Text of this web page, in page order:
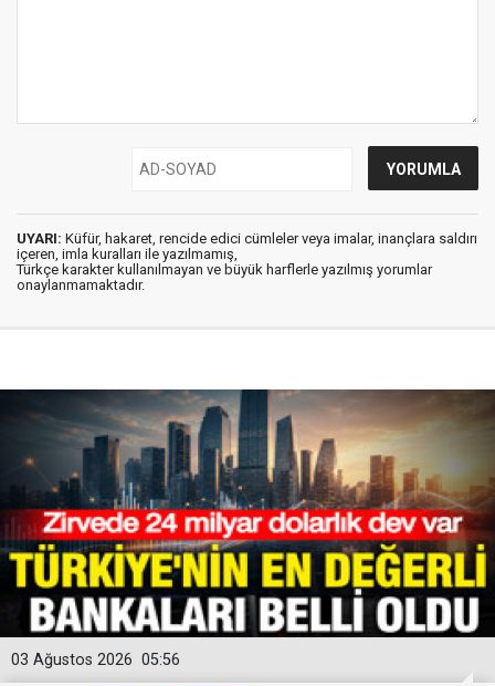
UYARI: Küfür, hakaret, rencide edici cümleler veya imalar, inançlara saldırı
içeren, imla kuralları ile yazılmamış,
Türkçe karakter kullanılmayan ve büyük harflerle yazılmış yorumlar
onaylanmamaktadır.
05:56
03 Ağustos 2026